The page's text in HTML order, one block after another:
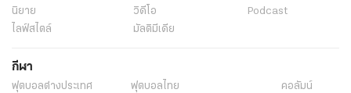
นิยาย
วิดีโอ
Podcast
ไลฟ์สไตล์
มัลติมีเดีย
กีฬา
ฟุตบอลต่่างประเทศ ฟุตบอลไทย
คอลัมน์